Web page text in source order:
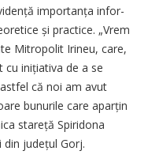
impor­tanța infor­
și practice. „Vrem
Mitropolit Irineu, care,
inițiativa de a se
că noi am avut
bunurile care aparțin
stareță Spiridona
din județul Gorj.